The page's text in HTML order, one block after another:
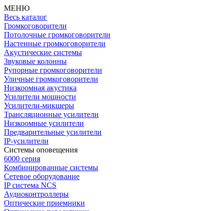
МЕНЮ
Весь каталог
Громкоговорители
Потолочные громкоговорители
Настенные громкоговорители
Акустические системы
Звуковые колонны
Рупорные громкоговорители
Уличные громкоговорители
Низкоомная акустика
Усилители мощности
Усилители-микшеры
Трансляционные усилители
Низкоомные усилители
Предварительные усилители
IP-усилители
Системы оповещения
6000 серия
Комбинированные системы
Сетевое оборудование
IP система NCS
Аудиоконтроллеры
Оптические приемники